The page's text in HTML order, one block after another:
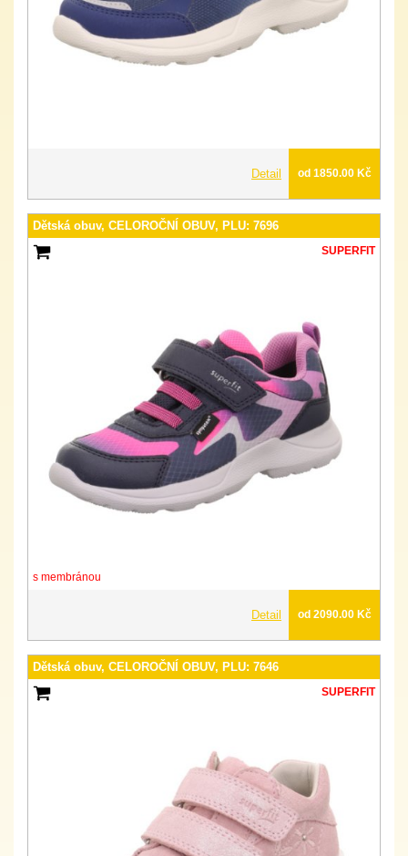
Detail od 1850.00 Kč
Dětská obuv, CELOROČNÍ OBUV, PLU: 7696
SUPERFIT
s membránou
Detail od 2090.00 Kč
Dětská obuv, CELOROČNÍ OBUV, PLU: 7646
SUPERFIT